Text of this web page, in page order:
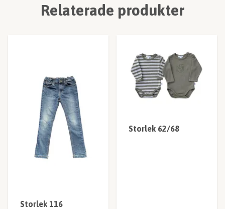
Relaterade produkter
Storlek 116
Storlek 62/68